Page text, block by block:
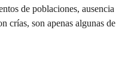
de poblaciones, ausencia
crías, son apenas algunas de